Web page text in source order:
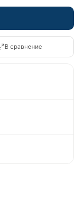
В сравнение